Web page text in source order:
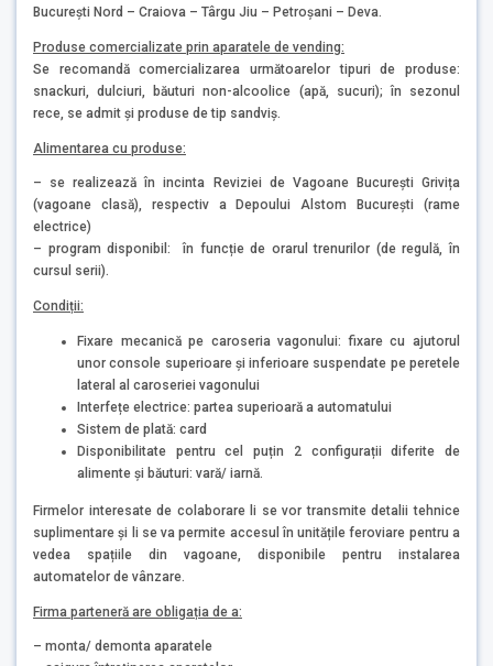
București Nord – Craiova – Târgu Jiu – Petroșani – Deva.
Produse comercializate prin aparatele de vending:
Se recomandă comercializarea următoarelor tipuri de produse:
snackuri, dulciuri, băuturi non-alcoolice (apă, sucuri); în sezonul
rece, se admit și produse de tip sandviș.
Alimentarea cu produse:
– se realizează în incinta Reviziei de Vagoane București Grivița
(vagoane clasă), respectiv a Depoului Alstom București (rame
electrice)
– program disponibil: în funcție de orarul trenurilor (de regulă, în
cursul serii).
Condiții:
Fixare mecanică pe caroseria vagonului: fixare cu ajutorul
unor console superioare și inferioare suspendate pe peretele
lateral al caroseriei vagonului
Interfețe electrice: partea superioară a automatului
Sistem de plată: card
Disponibilitate pentru cel puțin 2 configurații diferite de
alimente și băuturi: vară/ iarnă.
Firmelor interesate de colaborare li se vor transmite detalii tehnice
suplimentare și li se va permite accesul în unitățile feroviare pentru a
vedea spațiile din vagoane, disponibile pentru instalarea
automatelor de vânzare.
Firma parteneră are obligația de a:
– monta/ demonta aparatele